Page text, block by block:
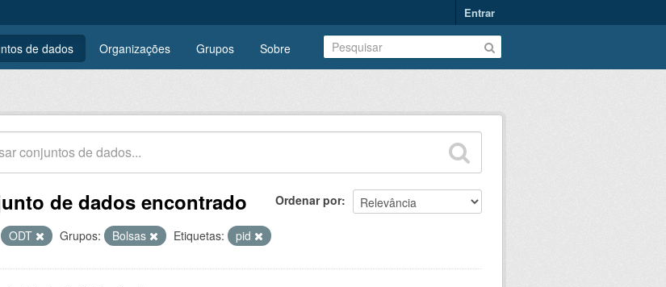
Entrar
de dados Organizações Grupos Sobre
Ordenar por
de dados encontrado
ODT Grupos: Bolsas Etiquetas: pid